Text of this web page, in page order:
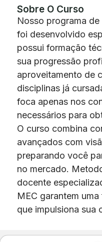
Sobre O Curso
Nosso programa
foi desenvolvido
possui formação
sua progressão
aproveitamento de
disciplinas já
foca apenas nos
necessários para
O curso combina
avançados com
preparando você
no mercado.
docente
MEC garantem
que impulsiona sua